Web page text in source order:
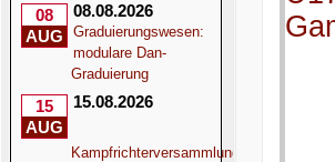
08
AUG
08.08.2026
Graduierungswesen:
modulare Dan-
Graduierung
15
AUG
15.08.2026
Kampfrichterversammlung